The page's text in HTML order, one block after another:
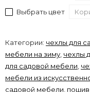
Выбрать цвет
Категории: чехлы для
мебели на зиму чехлы
для садовой мебели
мебели из
садовой мебели пошив